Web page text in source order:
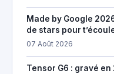
Made by Google
de stars pour
07 Août 2026
Tensor G6 : gravé